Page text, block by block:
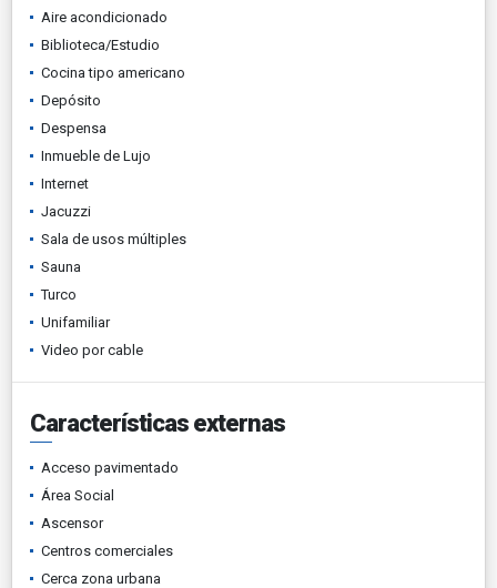
Aire acondicionado
Biblioteca/Estudio
Cocina tipo americano
Depósito
Despensa
Inmueble de Lujo
Internet
Jacuzzi
Sala de usos múltiples
Sauna
Turco
Unifamiliar
Video por cable
Características externas
Acceso pavimentado
Área Social
Ascensor
Centros comerciales
Cerca zona urbana